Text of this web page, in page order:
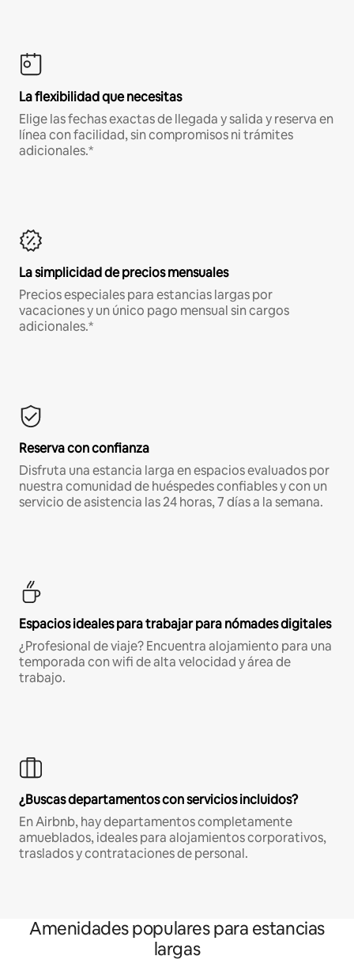
La flexibilidad que necesitas
Elige las fechas exactas de llegada y salida y reserva en
línea con facilidad, sin compromisos ni trámites
adicionales.*
La simplicidad de precios mensuales
Precios especiales para estancias largas por
vacaciones y un único pago mensual sin cargos
adicionales.*
Reserva con confianza
Disfruta una estancia larga en espacios evaluados por
nuestra comunidad de huéspedes confiables y con un
servicio de asistencia las 24 horas, 7 días a la semana.
Espacios ideales para trabajar para nómades digitales
¿Profesional de viaje? Encuentra alojamiento para una
temporada con wifi de alta velocidad y área de
trabajo.
¿Buscas departamentos con servicios incluidos?
En Airbnb, hay departamentos completamente
amueblados, ideales para alojamientos corporativos,
traslados y contrataciones de personal.
Amenidades populares para estancias
largas